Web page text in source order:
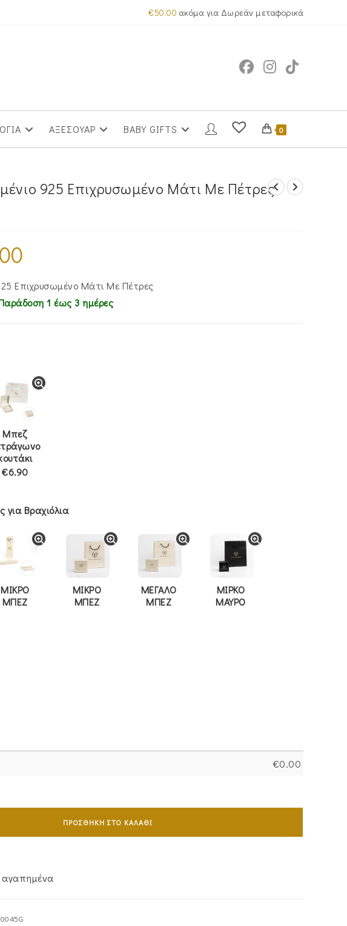
€50.00 ακόμα για Δωρεάν μεταφορικά
ΑΞΕΣΟΥΑΡ BABY GIFTS 0
925 Επιχρυσωμένο Μάτι Με Πέτρες
Επιχρυσωμένο Μάτι Με Πέτρες
1 έως 3 ημέρες
Μπεζ
€6.90
για Βραχιόλια
ΜΙΚΡΟ
ΜΠΕΖ
ΜΙΚΡΟ
ΜΠΕΖ
ΜΕΓΑΛΟ
ΜΠΕΖ
ΜΙΡΚΟ
ΜΑΥΡΟ
€0.00
ΠΡΟΣΘΉΚΗ ΣΤΟ ΚΑΛΆΘΙ